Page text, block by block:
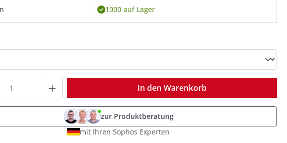
1000 auf Lager
Anzahl: Gib den gewünschten Wert ein oder
In den Warenkorb
zur Produktberatung
mit Ihren Sophos Experten